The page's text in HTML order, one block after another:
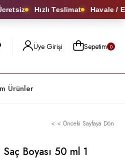
Hızlı Teslimat Havale /
Üye Girişi Sepetim 0
Ürünler
< < Önceki Sayfaya Dön
Boyası 50 ml 1